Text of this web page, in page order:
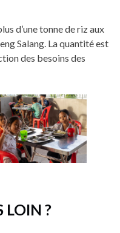
d’une tonne de riz aux
Salang. La quantité est
des besoins des
LOIN ?